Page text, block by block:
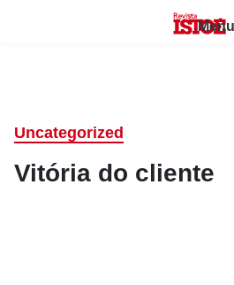
Menu
Uncategorized
Vitória do cliente